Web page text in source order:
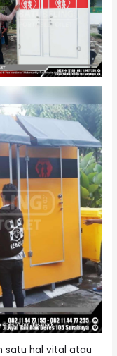
satu hal vital atau